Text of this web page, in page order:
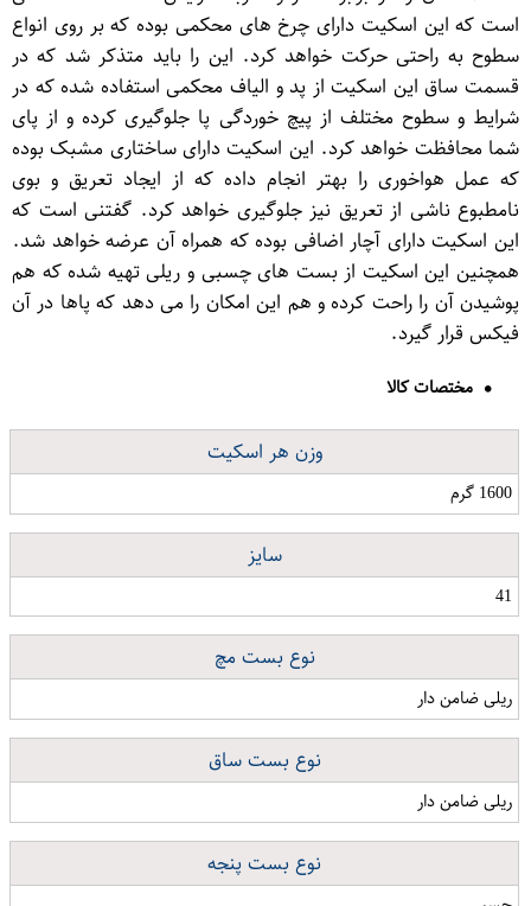
است که این اسکیت دارای چرخ های محکمی بوده که بر روی انواع
سطوح به راحتی حرکت خواهد کرد. این را باید متذکر شد که در
قسمت ساق این اسکیت از پد و الیاف محکمی استفاده شده که در
شرایط و سطوح مختلف از پیچ خوردگی پا جلوگیری کرده و از پای
شما محافظت خواهد کرد. این اسکیت دارای ساختاری مشبک بوده
که عمل هواخوری را بهتر انجام داده که از ایجاد تعریق و بوی
نامطبوع ناشی از تعریق نیز جلوگیری خواهد کرد. گفتنی است که
این اسکیت دارای آچار اضافی بوده که همراه آن عرضه خواهد شد.
همچنین این اسکیت از بست های چسبی و ریلی تهیه شده که هم
پوشیدن آن را راحت کرده و هم این امکان را می دهد که پاها در آن
فیکس قرار گیرد.
مختصات کالا
وزن هر اسکیت
1600 گرم
سایز
41
نوع بست مچ
ریلی ضامن دار
نوع بست ساق
ریلی ضامن دار
نوع بست پنجه